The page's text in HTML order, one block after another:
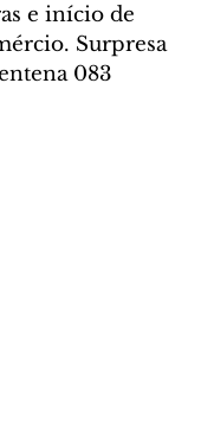
e início de
Surpresa
083